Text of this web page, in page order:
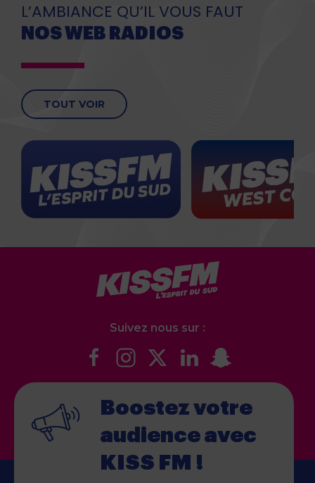
L’AMBIANCE QU’IL VOUS FAUT
NOS WEB RADIOS
TOUT VOIR
Suivez nous sur :
Boostez votre
audience avec
KISS FM !